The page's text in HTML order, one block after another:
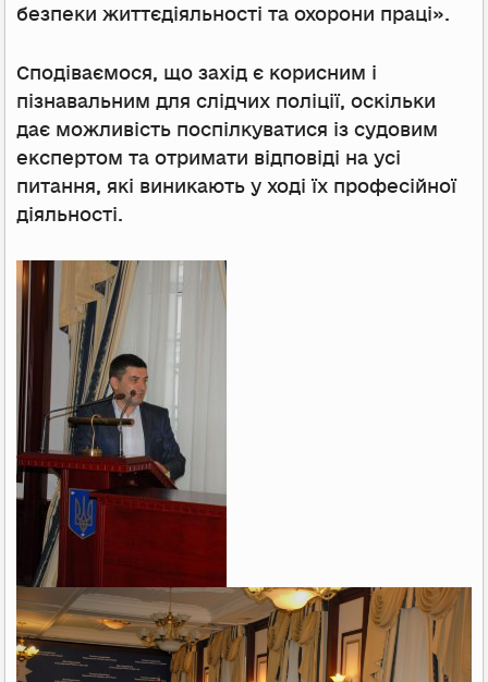
безпеки життєдіяльності та охорони праці».
Сподіваємося, що захід є корисним і
пізнавальним для слідчих поліції, оскільки
дає можливість поспілкуватися із судовим
експертом та отримати відповіді на усі
питання, які виникають у ході їх професійної
діяльності.